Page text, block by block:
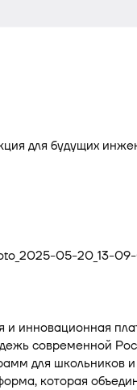
и инновационная
современной
для школьников
которая